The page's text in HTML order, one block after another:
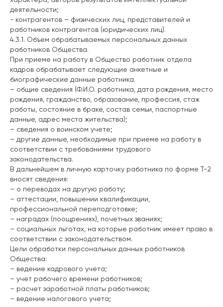
деятельности;
- контрагентов – физических лиц, представителей и
работников контрагентов (юридических лиц).
4.3.1. Объем обрабатываемых персональных данных
работников Общества.
При приеме на работу в Общество работник отдела
кадров обрабатывает следующие анкетные и
биографические данные работника.
– общие сведения (Ф.И.О. работника, дата рождения, место
рождения, гражданство, образование, профессия, стаж
работы, состояние в браке, состав семьи, паспортные
данные, адрес места жительства);
– сведения о воинском учете;
– другие данные, необходимые при приеме на работу в
соответствии с требованиями трудового
законодательства.
В дальнейшем в личную карточку работника по форме Т-2
вносят сведения:
– о переводах на другую работу;
– аттестации, повышении квалификации,
профессиональной переподготовке;
– наградах (поощрениях), почетных званиях;
– социальных льготах, на которые работник имеет право в
соответствии с законодательством.
Цели обработки персональных данных работников
Общества:
– ведение кадрового учета;
– учет рабочего времени работников;
– расчет заработной платы работников;
– ведение налогового учета;